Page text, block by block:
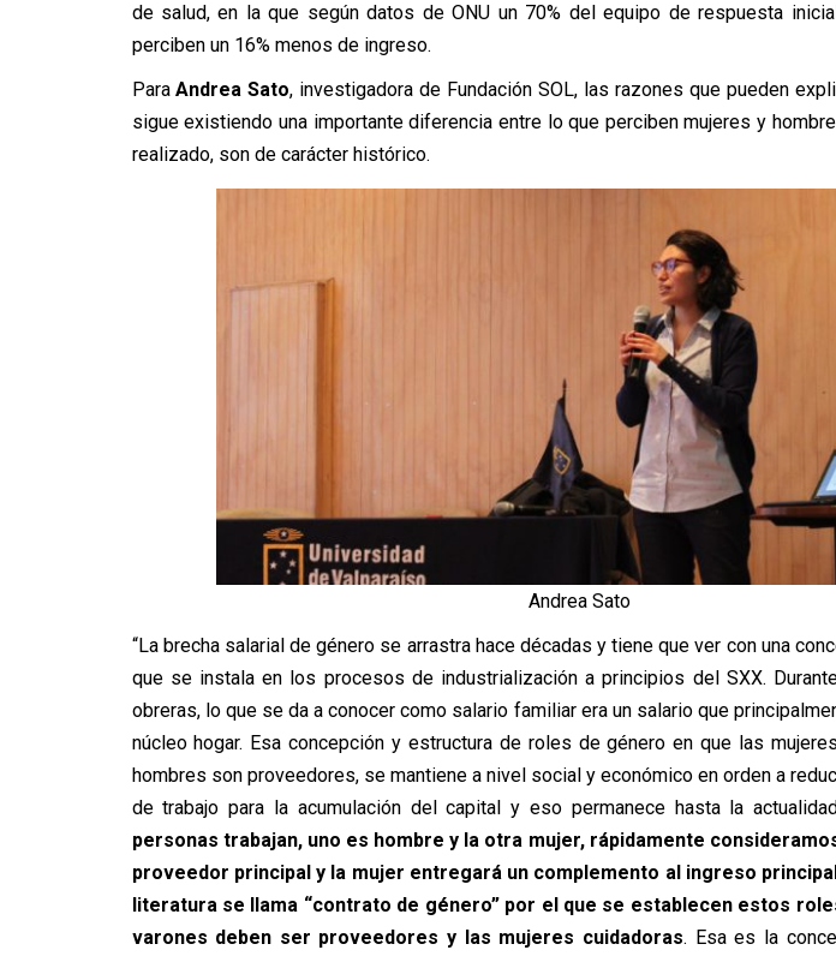
de salud, en la que según datos de ONU un 70% del equipo de respuesta
perciben un 16% menos de ingreso.
ParaAndrea Sato, investigadora de Fundación SOL, las razones que pueden
sigue existiendo una importante diferencia entre lo que perciben mujeres y
realizado, son de carácter histórico.
Andrea Sato
“La brecha salarial de género se arrastra hace décadas y tiene que ver con una
que se instala en los procesos de industrialización a principios del SXX.
obreras, lo que se da a conocer como salario familiar era un salario que
núcleo hogar. Esa concepción y estructura de roles de género en que las
hombres son proveedores, se mantiene a nivel social y económico en orden a
de trabajo para la acumulación del capital y eso permanece hasta la
personas trabajan, uno es hombre y la otra mujer, rápidamente
proveedor principal y la mujer entregará un complemento al ingreso
literatura se llama “contrato de género” por el que se establecen estos
varones deben ser proveedores y las mujeres cuidadoras. Esa es la